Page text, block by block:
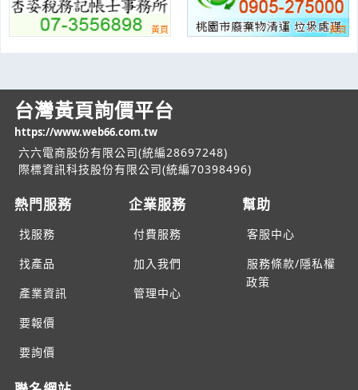
台灣黃頁詢價平台
https://www.web66.com.tw
六六電商股份有限公司(統編28697248)
際標資訊科技股份有限公司(統編70398496)
熱門服務
找服務
找產品
產業資訊
要報價
要詢價
企業服務
付費服務
加入我們
管理中心
幫助
客服中心
服務條款/隱私權
政策